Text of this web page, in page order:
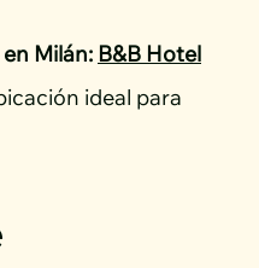
Milán: B&B Hotel
ideal para